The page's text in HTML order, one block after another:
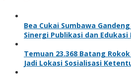
Bea Cukai Sumbawa
Sinergi Publikasi dan
Temuan 23.368 Batang
Jadi Lokasi Sosialisasi